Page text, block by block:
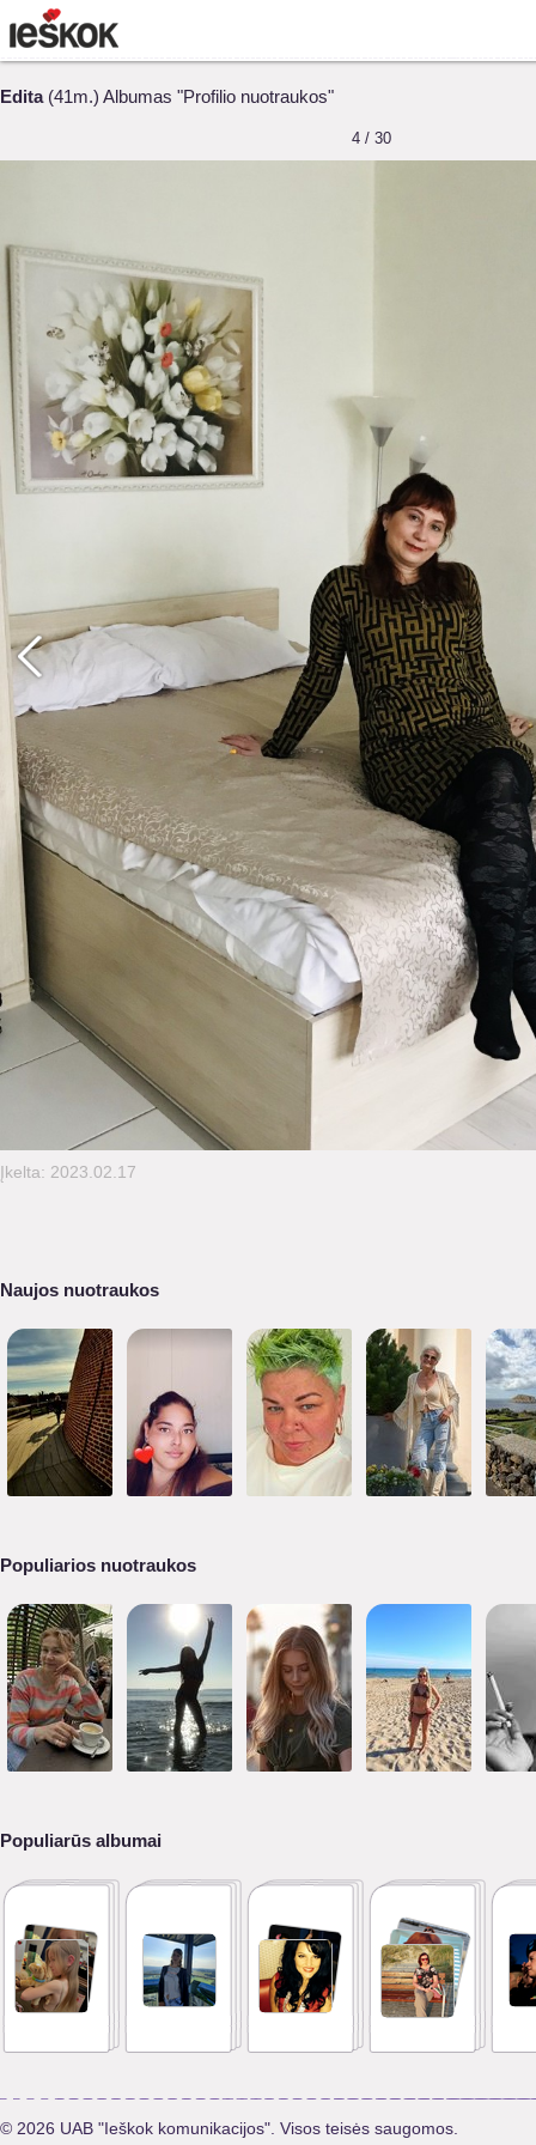
Edita(41m.) Albumas "Profilio nuotraukos"
4 / 30
Įkelta: 2023.02.17
Naujos nuotraukos
Populiarios nuotraukos
Populiarūs albumai
© 2026 UAB "Ieškok komunikacijos". Visos teisės saugomos.